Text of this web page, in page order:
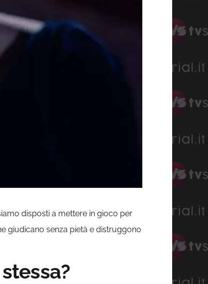
disposti a mettere in gioco per
giudicano senza pietà e distruggono